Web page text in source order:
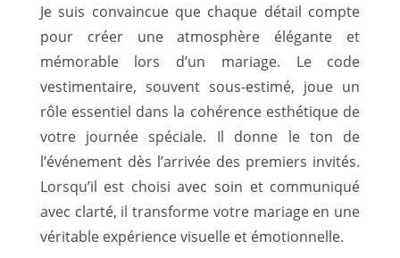
Je suis convaincue que chaque détail compte
pour créer une atmosphère élégante et
mémorable lors d’un mariage. Le code
vestimentaire, souvent sous-estimé, joue un
rôle essentiel dans la cohérence esthétique de
votre journée spéciale. Il donne le ton de
l’événement dès l’arrivée des premiers invités.
Lorsqu’il est choisi avec soin et communiqué
avec clarté, il transforme votre mariage en une
véritable expérience visuelle et émotionnelle.